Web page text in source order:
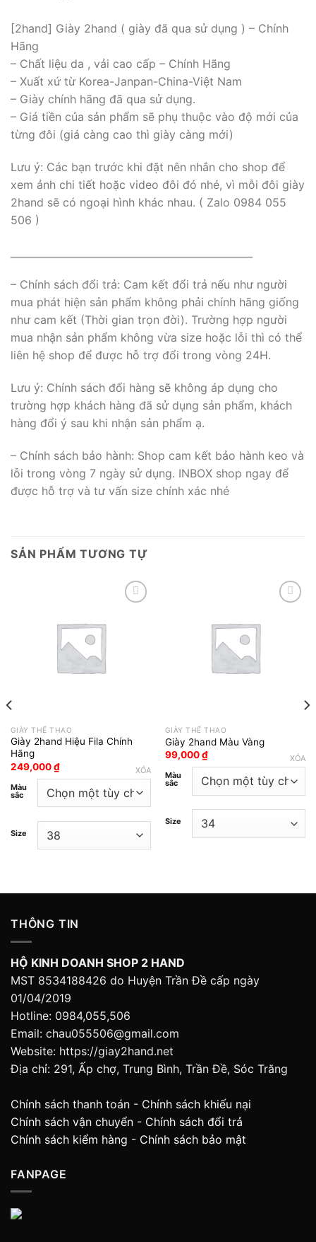
[2hand] Giày 2hand ( giày đã qua sử dụng ) – Chính
Hãng
– Chất liệu da , vải cao cấp – Chính Hãng
– Xuất xứ từ Korea-Janpan-China-Việt Nam
– Giày chính hãng đã qua sử dụng.
– Giá tiền của sản phẩm sẽ phụ thuộc vào độ mới của
từng đôi (giá càng cao thì giày càng mới)
Lưu ý: Các bạn trước khi đặt nên nhắn cho shop để
xem ảnh chi tiết hoặc video đôi đó nhé, vì mỗi đôi giày
2hand sẽ có ngoại hình khác nhau. ( Zalo 0984 055
506 )
– Chính sách đổi trả: Cam kết đổi trả nếu như người
mua phát hiện sản phẩm không phải chính hãng giống
như cam kết (Thời gian trọn đời). Trường hợp người
mua nhận sản phẩm không vừa size hoặc lỗi thì có thể
liên hệ shop để được hỗ trợ đổi trong vòng 24H.
Lưu ý: Chính sách đổi hàng sẽ không áp dụng cho
trường hợp khách hàng đã sử dụng sản phẩm, khách
hàng đổi ý sau khi nhận sản phẩm ạ.
– Chính sách bảo hành: Shop cam kết bảo hành keo và
lỗi trong vòng 7 ngày sử dụng. INBOX shop ngay để
được hỗ trợ và tư vấn size chính xác nhé
SẢN PHẨM TƯƠNG TỰ
Add to wishlist
GIÀY THỂ THAO
Giày 2hand Hiệu Fila Chính
Hãng
249,000₫
Màu
sắc
Size
XÓA
Add to wishlist
GIÀY THỂ THAO
Giày 2hand Màu Vàng
99,000₫
Màu
sắc
Size
XÓA
THÔNG TIN
HỘ KINH DOANH SHOP 2 HAND
MST 8534188426 do Huyện Trần Đề cấp ngày
01/04/2019
Hotline: 0984,055,506
Email: chau055506@gmail.com
Website: https://giay2hand.net
Địa chỉ: 291, Ấp chợ, Trung Bình, Trần Đề, Sóc Trăng
Chính sách thanh toán - Chính sách khiếu nại
Chính sách vận chuyển - Chính sách đổi trả
Chính sách kiểm hàng - Chính sách bảo mật
FANPAGE